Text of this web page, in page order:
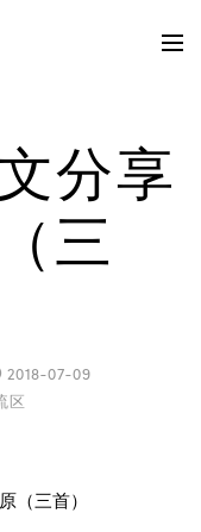
分享
三
2018-07-09
区
（三首）